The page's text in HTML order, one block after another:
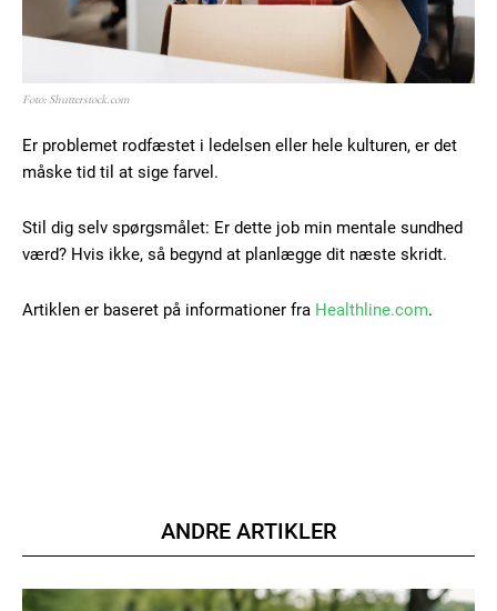
Foto: Shutterstock.com
Er problemet rodfæstet i ledelsen eller hele kulturen, er det
måske tid til at sige farvel.
Stil dig selv spørgsmålet: Er dette job min mentale sundhed
værd? Hvis ikke, så begynd at planlægge dit næste skridt.
Artiklen er baseret på informationer fra Healthline.com.
ANDRE ARTIKLER